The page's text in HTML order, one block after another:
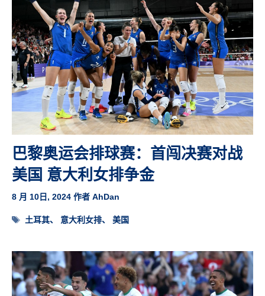
巴黎奥运会排球赛：首闯决赛对战
美国 意大利女排争金
8 月 10日, 2024 作者 AhDan
标
土耳其、 意大利女排、美国